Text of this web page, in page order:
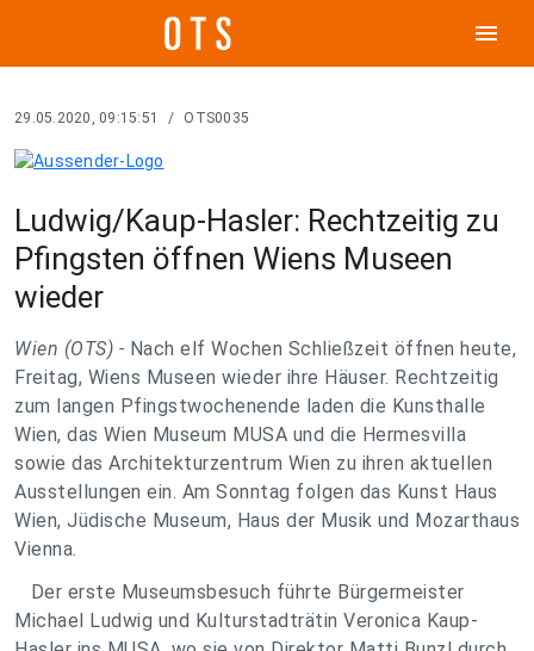
menu
29.05.2020, 09:15:51 / OTS0035
Ludwig/Kaup-Hasler: Rechtzeitig zu
Pfingsten öffnen Wiens Museen
wieder
Wien (OTS) - Nach elf Wochen Schließzeit öffnen heute,
Freitag, Wiens Museen wieder ihre Häuser. Rechtzeitig
zum langen Pfingstwochenende laden die Kunsthalle
Wien, das Wien Museum MUSA und die Hermesvilla
sowie das Architekturzentrum Wien zu ihren aktuellen
Ausstellungen ein. Am Sonntag folgen das Kunst Haus
Wien, Jüdische Museum, Haus der Musik und Mozarthaus
Vienna.
Der erste Museumsbesuch führte Bürgermeister
Michael Ludwig und Kulturstadträtin Veronica Kaup-